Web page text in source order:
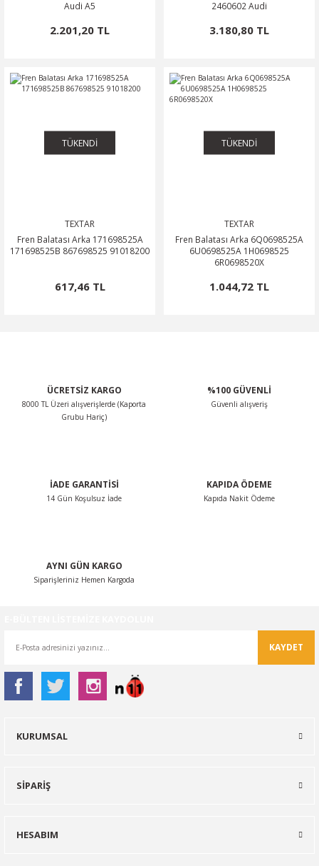
Audi A5
2.201,20 TL
2460602 Audi
3.180,80 TL
TÜKENDİ
TEXTAR
Fren Balatası Arka 171698525A
171698525B 867698525 91018200
617,46 TL
TÜKENDİ
TEXTAR
Fren Balatası Arka 6Q0698525A
6U0698525A 1H0698525
6R0698520X
1.044,72 TL
ÜCRETSİZ KARGO
8000 TL Üzeri alışverişlerde (Kaporta
Grubu Hariç)
%100 GÜVENLİ
Güvenli alışveriş
İADE GARANTİSİ
14 Gün Koşulsuz İade
KAPIDA ÖDEME
Kapıda Nakit Ödeme
AYNI GÜN KARGO
Siparişleriniz Hemen Kargoda
KAYDET
KURUMSAL
SİPARİŞ
HESABIM